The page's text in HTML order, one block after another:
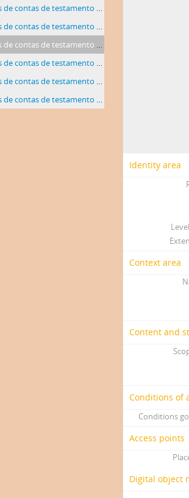
1/788 - Autos de contas de testamento com que faleceu Domingos Dias
2/788 - Autos de contas de testamento com que faleceu José Madeira
1/789 - Autos de contas de testamento com que faleceu Vicente Rosado
2/789 - Autos de contas de testamento com que faleceu Dona Luísa Teles de Menezes
1/790 - Autos de contas de testamento com que faleceu Madalena Maria Valério
2/790 - Autos de contas de testamento com que faleceu Domingos Marques Grilo
Identity area
Context area
Content and
Conditions of
Conditions
Access points
Digital object